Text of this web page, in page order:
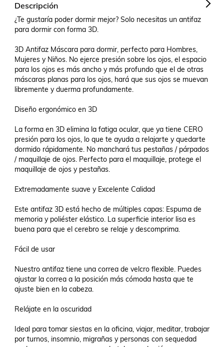
Descripción
¿Te gustaría poder dormir mejor? Solo necesitas un antifaz
para dormir con forma 3D.
3D Antifaz Máscara para dormir, perfecto para Hombres,
Mujeres y Niños. No ejerce presión sobre los ojos, el espacio
para los ojos es más ancho y más profundo que el de otras
máscaras planas para los ojos, hará que sus ojos se muevan
libremente y duerma profundamente.
Diseño ergonómico en 3D
La forma en 3D elimina la fatiga ocular, que ya tiene CERO
presión para los ojos, lo que te ayuda a relajarte y quedarte
dormido rápidamente. No manchará tus pestañas / párpados
/ maquillaje de ojos. Perfecto para el maquillaje, protege el
maquillaje de ojos y pestañas.
Extremadamente suave y Excelente Calidad
Este antifaz 3D está hecho de múltiples capas: Espuma de
memoria y poliéster elástico. La superficie interior lisa es
buena para que el cerebro se relaje y descomprima.
Fácil de usar
Nuestro antifaz tiene una correa de velcro flexible. Puedes
ajustar la correa a la posición más cómoda hasta que te
ajuste bien en la cabeza.
Relájate en la oscuridad
Ideal para tomar siestas en la oficina, viajar, meditar, trabajar
por turnos, insomnio, migrañas y personas con sequedad